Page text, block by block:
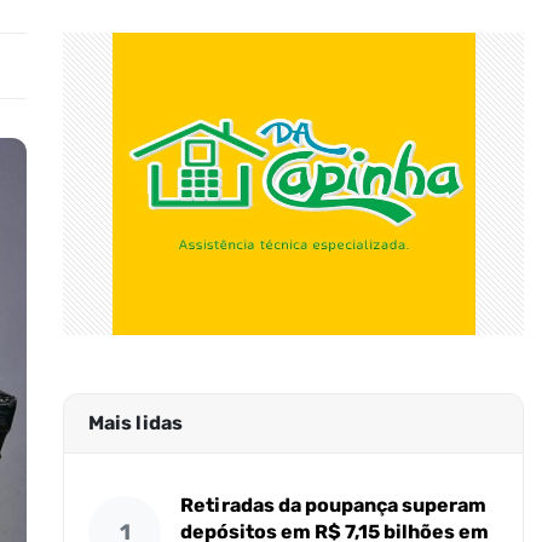
Mais lidas
1
Retiradas da poupança superam
depósitos em R$ 7,15 bilhões em